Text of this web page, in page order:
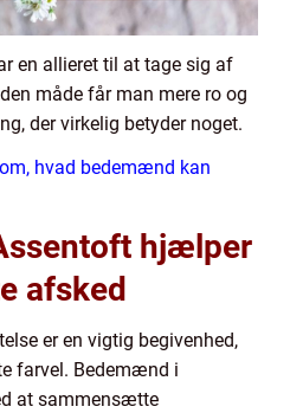
en allieret til at tage sig af
måde får man mere ro og
der virkelig betyder noget.
hvad bedemænd kan
hjælper
afsked
er en vigtig begivenhed,
farvel. Bedemænd i
at sammensætte